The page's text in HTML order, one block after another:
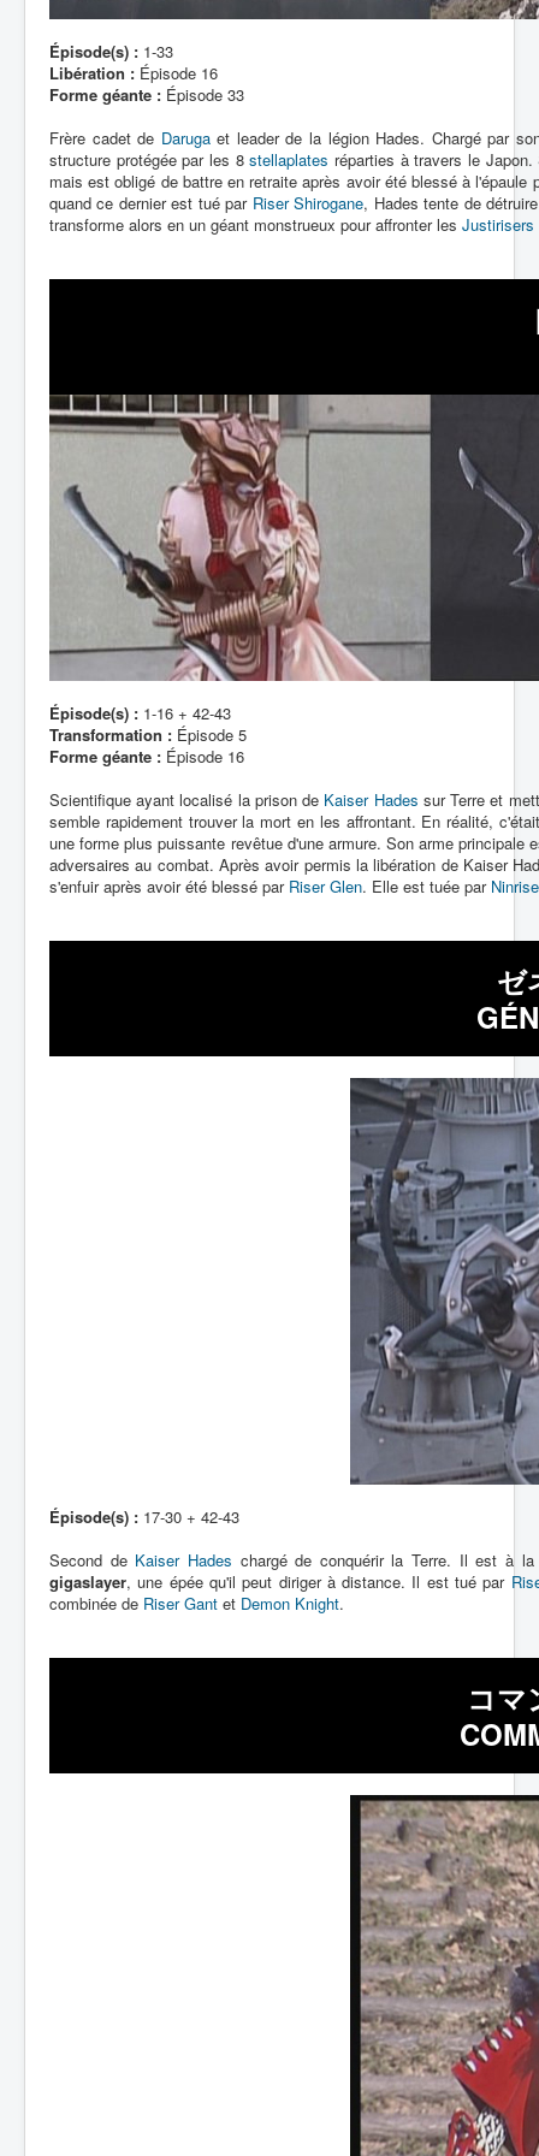
Épisode(s) : 1-33
Libération : Épisode 16
Forme géante : Épisode 33
Frère cadet de Darugaet leader de la légion Hades. Chargé par
structure protégée par les 8stellaplates réparties à travers le
mais est obligé de battre en retraite après avoir été blessé à l'épaule
quand ce dernier est tué par Riser Shirogane, Hades tente de
transforme alors en un géant monstrueux pour affronter les Justirisers
Épisode(s) : 1-16 + 42-43
Transformation : Épisode 5
Forme géante : Épisode 16
Scientifique ayant localisé la prison de Kaiser Hades sur Terre et
semble rapidement trouver la mort en les affrontant. En réalité,
une forme plus puissante revêtue d'une armure. Son arme principale
adversaires au combat. Après avoir permis la libération de Kaiser
s'enfuir après avoir été blessé par Riser Glen. Elle est tuée par
ゼ
Épisode(s) : 17-30 + 42-43
Second de Kaiser Hades chargé de conquérir la Terre. Il est à
gigaslayer, une épée qu'il peut diriger à distance. Il est tué par
combinée de Riser Gant et Demon Knight.
コマ